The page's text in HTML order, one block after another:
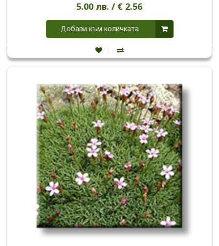
5.00 лв. / € 2.56
Добави към количката